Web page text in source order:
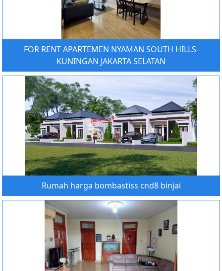
FOR RENT APARTEMEN NYAMAN SOUTH HILLS-
KUNINGAN JAKARTA SELATAN
Rumah harga bombastiss cnd8 binjai